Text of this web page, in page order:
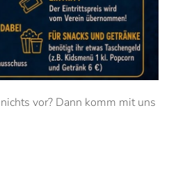
vor? Dann komm mit uns